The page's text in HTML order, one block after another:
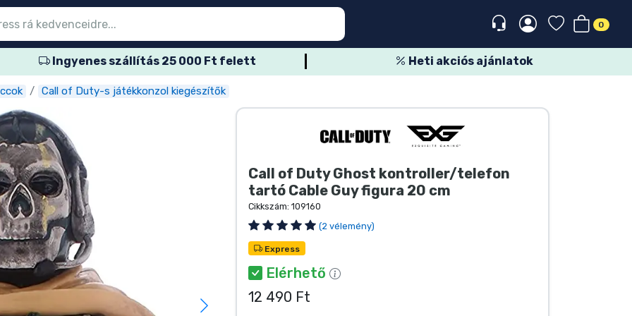
0
Ingyenes szállítás 25 000 Ft felett Heti akciós ajánlatok
Call of Duty-s játékkonzol kiegészítők
Call of Duty Ghost kontroller/telefon
tartó Cable Guy figura 20 cm
Cikkszám: 109160
(2 vélemény)
Express
Elérhető
12 490 Ft
termék
termék
termék
termék
termék
termék
termék